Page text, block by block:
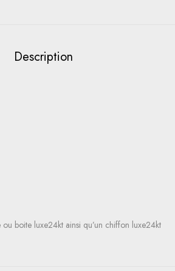
Description
boite luxe24kt ainsi qu’un chiffon luxe24kt